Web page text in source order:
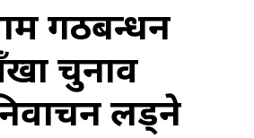
गठबन्धन
चुनाव
लड्ने